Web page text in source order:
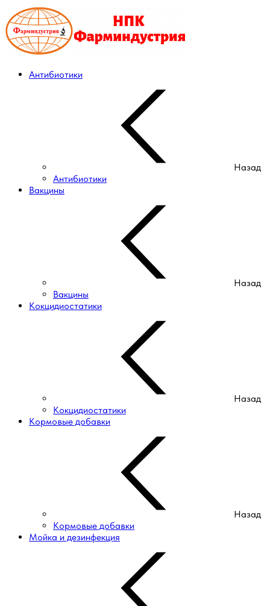
Антибиотики
Назад
Антибиотики
Вакцины
Назад
Вакцины
Кокцидиостатики
Назад
Кокцидиостатики
Кормовые добавки
Назад
Кормовые добавки
Мойка и дезинфекция